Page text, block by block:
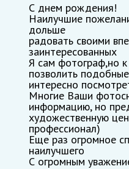
С днем рождения!
Наилучшие
дольше
радовать своими
заинтересованных
Я сам фотограф,но
позволить
интересно
Многие Ваши
информацию, но
художественную
профессионал)
Еще раз огромное
наилучшего
С огромным